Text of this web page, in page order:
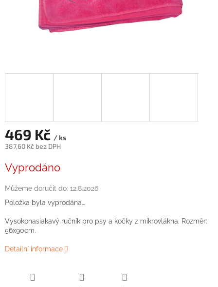
469 Kč / ks
387,60 Kč bez DPH
cena:
Vyprodáno
Můžeme doručit do: 12.8.2026
Položka byla vyprodána…
Vysokonasiakavý ručník pro psy a kočky z mikrovlákna. Rozměr:
56x90cm.
Detailní informace